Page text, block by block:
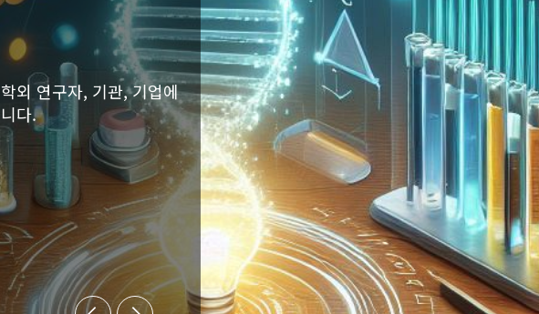
신연구소
론 연구를 선도하여,
응용과학의 전 분야에서
외 연구자, 기관, 기업에
다.
과학, 빅데이터
강좌
월) 및 겨울(1-2월)에
하는 통계학 및 데이터과학
신연구소
론 연구를 선도하여,
응용과학의 전 분야에서
외 연구자, 기관, 기업에
다.
과학, 빅데이터
강좌
월) 및 겨울(1-2월)에
하는 통계학 및 데이터과학
신연구소
론 연구를 선도하여,
응용과학의 전 분야에서
외 연구자, 기관, 기업에
다.
과학, 빅데이터
강좌
월) 및 겨울(1-2월)에
하는 통계학 및 데이터과학